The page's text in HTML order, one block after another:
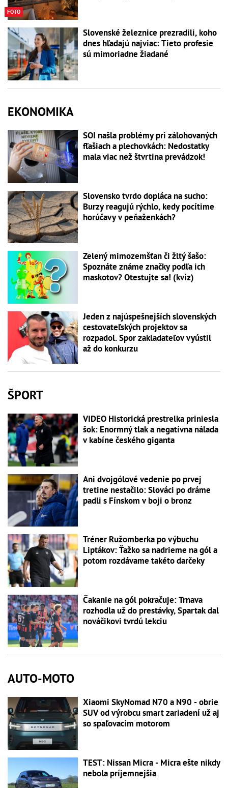
FOTO
Slovenské železnice prezradili, koho
dnes hľadajú najviac: Tieto profesie
sú mimoriadne žiadané
EKONOMIKA
SOI našla problémy pri zálohovaných
fľašiach a plechovkách: Nedostatky
mala viac než štvrtina prevádzok!
Slovensko tvrdo dopláca na sucho:
Burzy reagujú rýchlo, kedy pocítime
horúčavy v peňaženkách?
Zelený mimozemšťan či žltý šašo:
Spoznáte známe značky podľa ich
maskotov? Otestujte sa! (kvíz)
Jeden z najúspešnejších slovenských
cestovateľských projektov sa
rozpadol. Spor zakladateľov vyústil
až do konkurzu
ŠPORT
VIDEO Historická prestrelka priniesla
šok: Enormný tlak a negatívna nálada
v kabíne českého giganta
Ani dvojgólové vedenie po prvej
tretine nestačilo: Slováci po dráme
padli s Fínskom v boji o bronz
Tréner Ružomberka po výbuchu
Liptákov: Ťažko sa nadrieme na gól a
potom rozdávame takéto darčeky
Čakanie na gól pokračuje: Trnava
rozhodla už do prestávky, Spartak dal
nováčikovi tvrdú lekciu
AUTO-MOTO
Xiaomi SkyNomad N70 a N90 - obrie
SUV od výrobcu smart zariadení už aj
so spaľovacím motorom
TEST: Nissan Micra - Micra ešte nikdy
nebola príjemnejšia